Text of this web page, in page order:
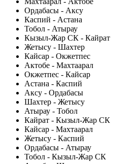
Ордабасы - Аксу
Каспий - Астана
Тобол - Атырау
Кызыл-Жар СК - Кайрат
Жетысу - Шахтер
Кайсар - Окжетпес
Актобе - Махтаарал
Окжетпес - Кайсар
Астана - Каспий
Аксу - Ордабасы
Шахтер - Жетысу
Атырау - Тобол
Кайрат - Кызыл-Жар СК
Кайсар - Махтаарал
Жетысу - Каспий
Ордабасы - Атырау
Тобол - Кызыл-Жар СК